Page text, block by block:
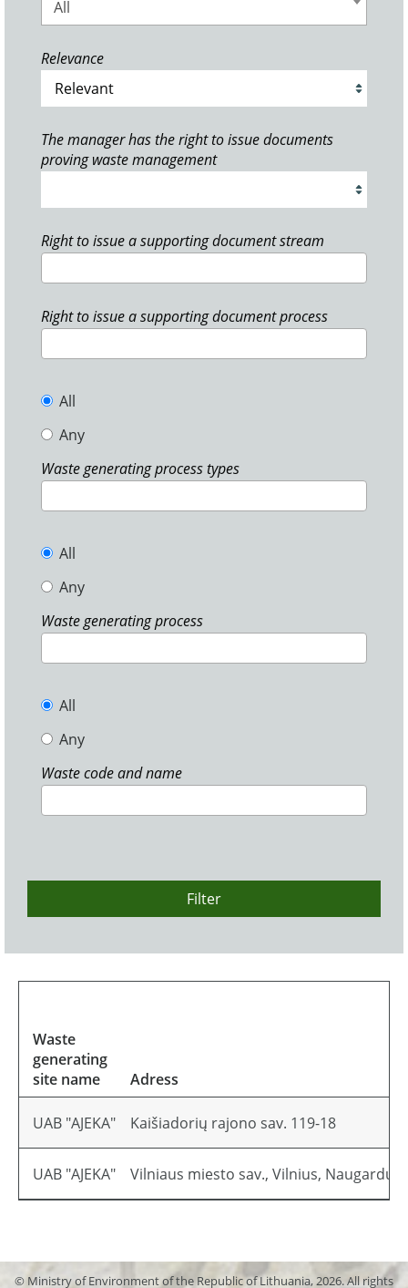
All
Relevance
The manager has the right to issue documents
proving waste management
Right to issue a supporting document stream
Right to issue a supporting document process
All
Any
Waste generating process types
All
Any
Waste generating process
All
Any
Waste code and name
Filter
Waste
generating
site name
Adress
UAB "AJEKA" Kaišiadorių rajono sav. 119-18
UAB "AJEKA" Vilniaus miesto sav., Vilnius,
© Ministry of Environment of the Republic of Lithuania, 2026. All rights